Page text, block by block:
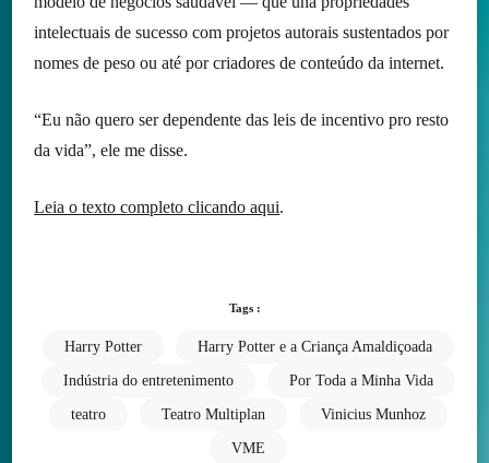
intelectuais de sucesso com projetos autorais sustentados por
nomes de peso ou até por criadores de conteúdo da internet.
“Eu não quero ser dependente das leis de incentivo pro resto
da vida”, ele me disse.
Leia o texto completo clicando aqui.
Tags :
Harry Potter Harry Potter e a Criança Amaldiçoada
Indústria do entretenimento Por Toda a Minha Vida
teatro Teatro Multiplan Vinicius Munhoz
VME